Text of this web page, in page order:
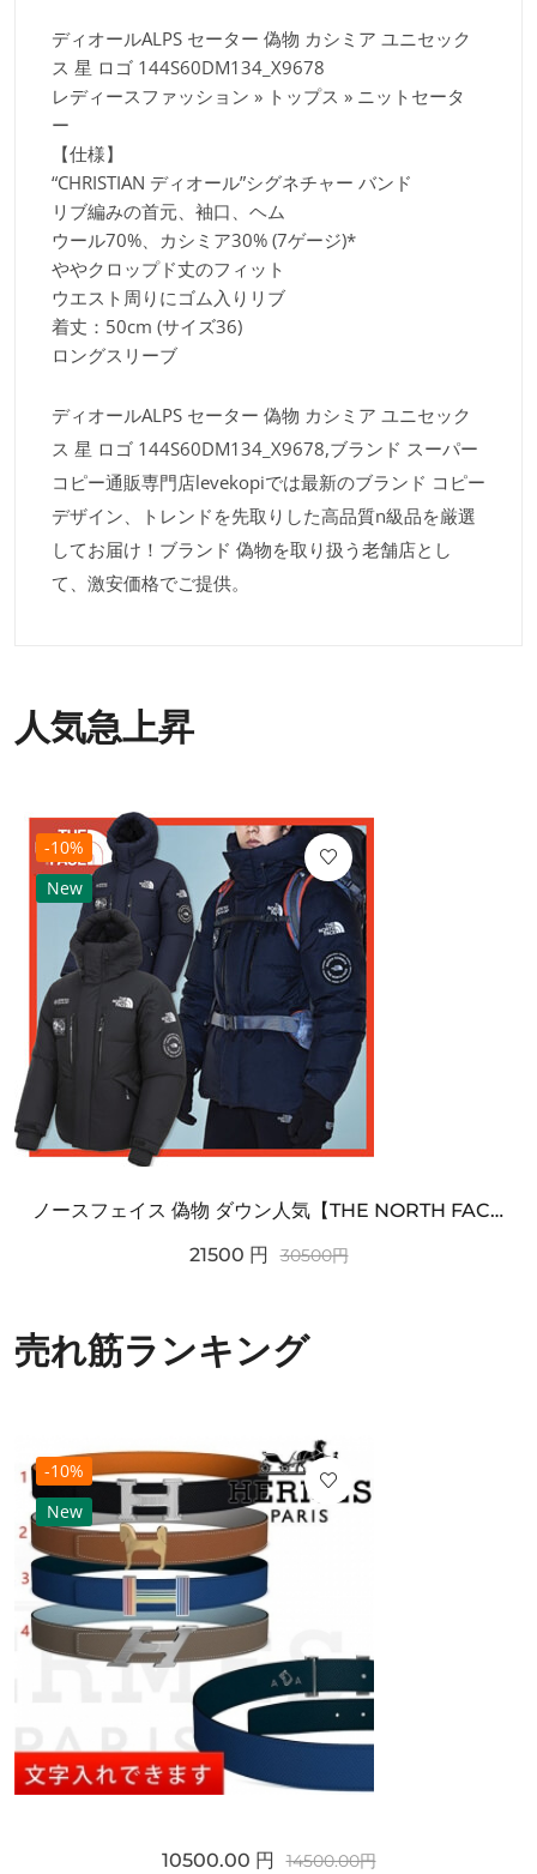
ディオールALPS セーター 偽物 カシミア ユニセック
ス 星 ロゴ 144S60DM134_X9678
レディースファッション » トップス » ニットセータ
ー
【仕様】
“CHRISTIAN ディオール”シグネチャー バンド
リブ編みの首元、袖口、ヘム
ウール70%、カシミア30% (7ゲージ)*
ややクロップド丈のフィット
ウエスト周りにゴム入りリブ
着丈：50cm (サイズ36)
ロングスリーブ
ディオールALPS セーター 偽物 カシミア ユニセック
ス 星 ロゴ 144S60DM134_X9678,ブランド スーパー
コピー通販専門店levekopiでは最新のブランド コピー
デザイン、トレンドを先取りした高品質n級品を厳選
してお届け！ブランド 偽物を取り扱う老舗店とし
て、激安価格でご提供。
人気急上昇
-10%
New
ノースフェイス 偽物 ダウン人気【THE NORTH FACE】M'S 7 SUMMIT HIM...
21500 円 30500円
売れ筋ランキング
-10%
New
10500.00 円 14500.00円